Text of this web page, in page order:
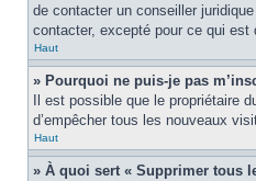
de contacter un conseiller
contacter, excepté pour ce qui est
Haut
» Pourquoi ne puis-je pas
Il est possible que le propriétaire
d’empêcher tous les nouveaux
Haut
» À quoi sert « Supprimer tous